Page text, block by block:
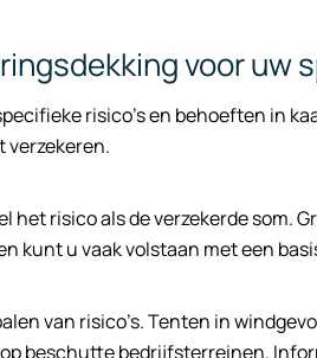
voor uw
risico’s en behoeften in
verzekeren.
risico als de verzekerde som.
kunt u vaak volstaan met een
van risico’s. Tenten in
beschutte bedrijfsterreinen.